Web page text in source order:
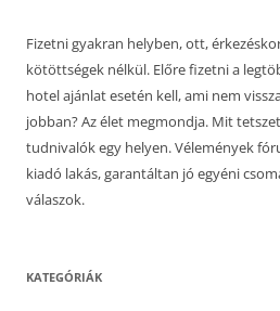
Fizetni gyakran helyben, ott,
kötöttségek nélkül. Előre fizetni a
hotel ajánlat esetén kell, ami nem
jobban? Az élet megmondja. Mit
tudnivalók egy helyen. Vélemények
kiadó lakás, garantáltan jó egyéni
válaszok.
KATEGÓRIÁK